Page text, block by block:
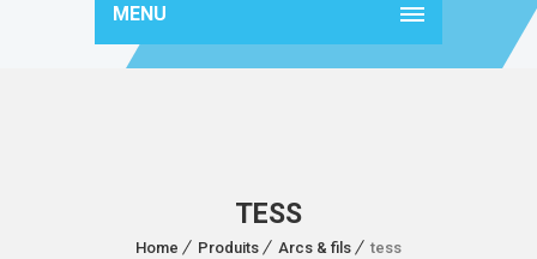
MENU
TESS
Home Produits Arcs & fils tess